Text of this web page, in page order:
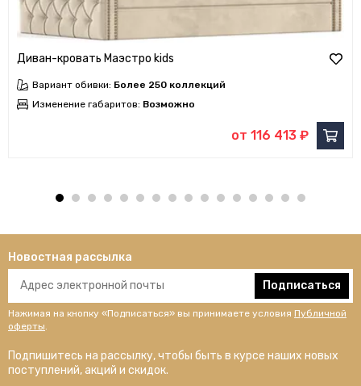
Диван-кровать Маэстро kids
Вариант обивки: Более 250 коллекций
Изменение габаритов: Возможно
от 116 413 ₽
Новостная рассылка
Подписаться
Нажимая на кнопку «Подписаться» вы принимаете условия Публичной
оферты.
Подпишитесь на рассылку, чтобы быть в курсе наших новых
поступлений, акций и скидок.